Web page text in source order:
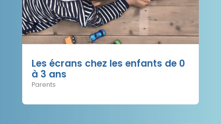
Les écrans chez les enfants de 0
à 3 ans
Parents